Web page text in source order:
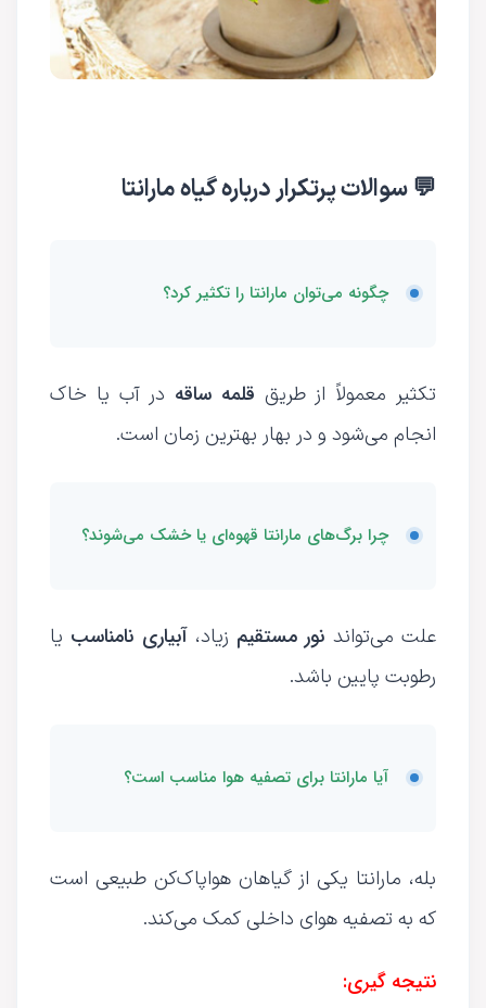
💬 سوالات پرتکرار درباره گیاه مارانتا
چگونه می‌توان مارانتا را تکثیر کرد؟
تکثیر معمولاً از طریق قلمه ساقه در آب یا خاک
انجام می‌شود و در بهار بهترین زمان است.
چرا برگ‌های مارانتا قهوه‌ای یا خشک می‌شوند؟
علت می‌تواند نور مستقیم زیاد،آبیاری نامناسب یا
رطوبت پایین باشد.
آیا مارانتا برای تصفیه هوا مناسب است؟
بله، مارانتا یکی از گیاهان هواپاک‌کن طبیعی است
که به تصفیه هوای داخلی کمک می‌کند.
نتیجه گیری: